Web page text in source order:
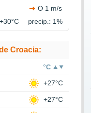
O 1 m/s
C precip.: 1%
Croacia:
°C
+27°C
+27°C